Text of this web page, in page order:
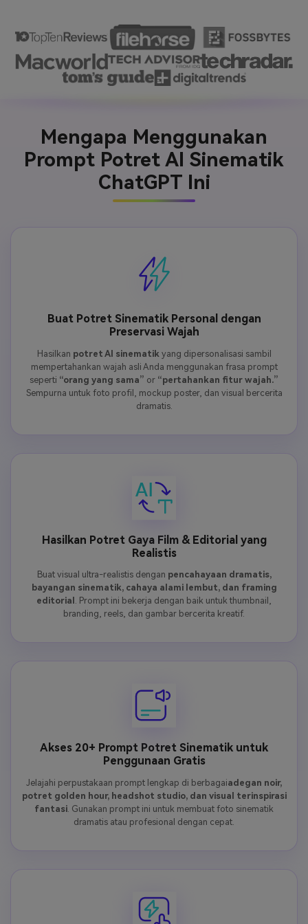
Mengapa Menggunakan
Prompt Potret AI Sinematik
ChatGPT Ini
Buat Potret Sinematik Personal dengan
Preservasi Wajah
Hasilkan potret AI sinematik yang dipersonalisasi sambil
mempertahankan wajah asli Anda menggunakan frasa prompt
seperti “orang yang sama” or “pertahankan fitur wajah.”
Sempurna untuk foto profil, mockup poster, dan visual bercerita
dramatis.
Hasilkan Potret Gaya Film & Editorial yang
Realistis
Buat visual ultra-realistis dengan pencahayaan dramatis,
bayangan sinematik, cahaya alami lembut, dan framing
editorial . Prompt ini bekerja dengan baik untuk thumbnail,
branding, reels, dan gambar bercerita kreatif.
Akses 20+ Prompt Potret Sinematik untuk
Penggunaan Gratis
Jelajahi perpustakaan prompt lengkap di berbagaiadegan noir,
potret golden hour, headshot studio, dan visual terinspirasi
fantasi. Gunakan prompt ini untuk membuat foto sinematik
dramatis atau profesional dengan cepat.